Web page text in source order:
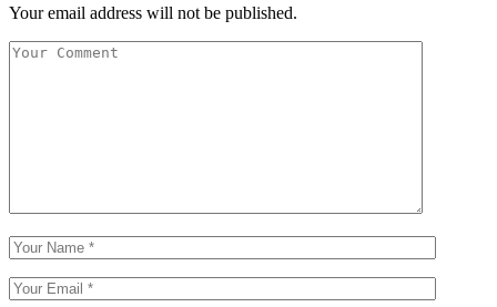
Your email address will not be published.